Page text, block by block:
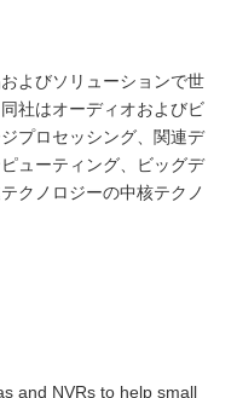
よびソリューションで世
社はオーディオおよびビ
プロセッシング、関連デ
ューティング、ビッグデ
クノロジーの中核テクノ
and NVRs to help small